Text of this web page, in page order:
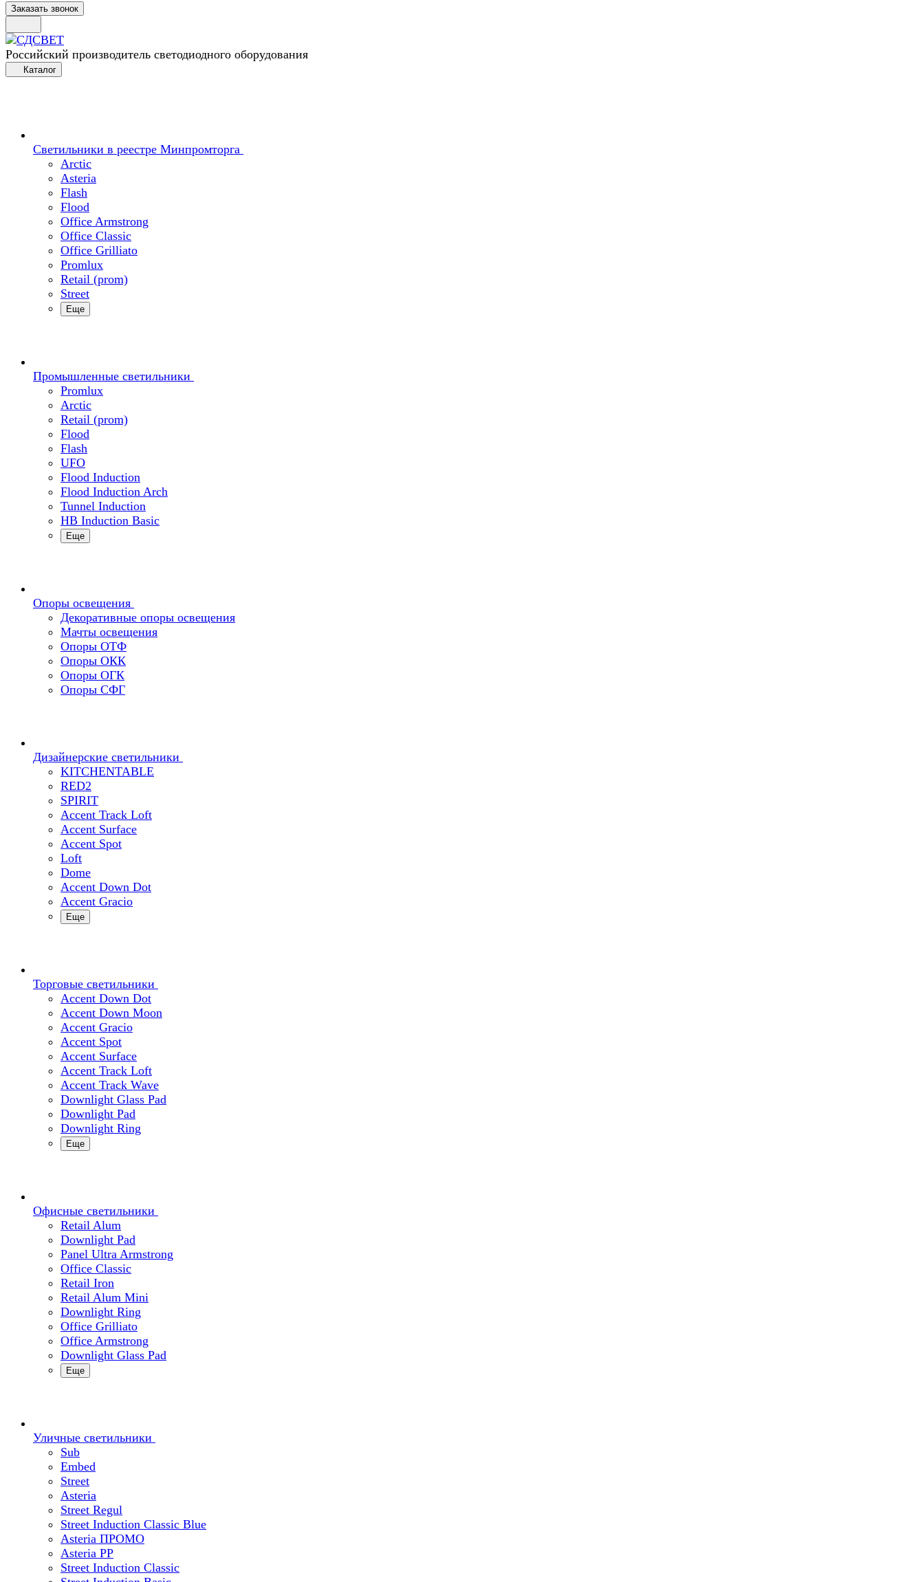
Заказать звонок
Российский производитель светодиодного оборудования
Каталог
Светильники в реестре Минпромторга
Arctic
Asteria
Flash
Flood
Office Armstrong
Office Classic
Office Grilliato
Promlux
Retail (prom)
Street
Еще
Промышленные светильники
Promlux
Arctic
Retail (prom)
Flood
Flash
UFO
Flood Induction
Flood Induction Arch
Tunnel Induction
HB Induction Basic
Еще
Опоры освещения
Декоративные опоры освещения
Мачты освещения
Опоры ОТФ
Опоры ОКК
Опоры ОГК
Опоры СФГ
Дизайнерские светильники
KITCHENTABLE
RED2
SPIRIT
Accent Track Loft
Accent Surface
Accent Spot
Loft
Dome
Accent Down Dot
Accent Gracio
Еще
Торговые светильники
Accent Down Dot
Accent Down Moon
Accent Gracio
Accent Spot
Accent Surface
Accent Track Loft
Accent Track Wave
Downlight Glass Pad
Downlight Pad
Downlight Ring
Еще
Офисные светильники
Retail Alum
Downlight Pad
Panel Ultra Armstrong
Office Classic
Retail Iron
Retail Alum Mini
Downlight Ring
Office Grilliato
Office Armstrong
Downlight Glass Pad
Еще
Уличные светильники
Sub
Embed
Street
Asteria
Street Regul
Street Induction Classic Blue
Asteria ПРОМО
Asteria PP
Street Induction Classic